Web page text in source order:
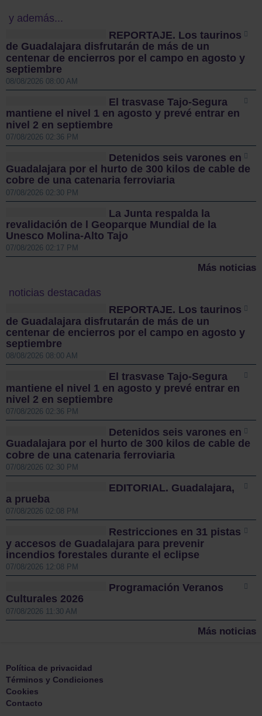
y además...
REPORTAJE. Los taurinos
de Guadalajara disfrutarán de más de un
centenar de encierros por el campo en agosto y
septiembre
08/08/2026 08:00 AM
El trasvase Tajo-Segura
mantiene el nivel 1 en agosto y prevé entrar en
nivel 2 en septiembre
07/08/2026 02:36 PM
Detenidos seis varones en
Guadalajara por el hurto de 300 kilos de cable de
cobre de una catenaria ferroviaria
07/08/2026 02:30 PM
La Junta respalda la
revalidación de l Geoparque Mundial de la
Unesco Molina-Alto Tajo
07/08/2026 02:17 PM
Más noticias
noticias destacadas
REPORTAJE. Los taurinos
de Guadalajara disfrutarán de más de un
centenar de encierros por el campo en agosto y
septiembre
08/08/2026 08:00 AM
El trasvase Tajo-Segura
mantiene el nivel 1 en agosto y prevé entrar en
nivel 2 en septiembre
07/08/2026 02:36 PM
Detenidos seis varones en
Guadalajara por el hurto de 300 kilos de cable de
cobre de una catenaria ferroviaria
07/08/2026 02:30 PM
EDITORIAL. Guadalajara,
a prueba
07/08/2026 02:08 PM
Restricciones en 31 pistas
y accesos de Guadalajara para prevenir
incendios forestales durante el eclipse
07/08/2026 12:08 PM
Programación Veranos
Culturales 2026
07/08/2026 11:30 AM
Más noticias
Política de privacidad
Términos y Condiciones
Cookies
Contacto